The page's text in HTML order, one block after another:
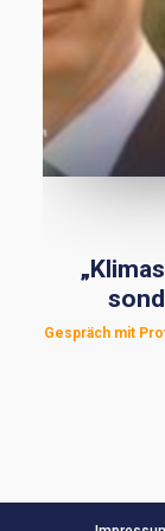
Gespräch mit